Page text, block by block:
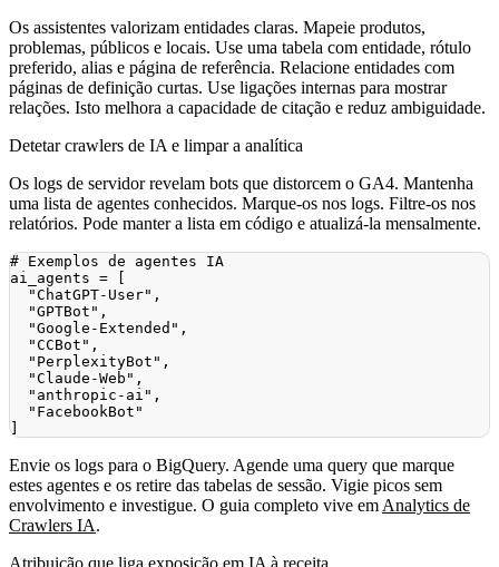
Os assistentes valorizam entidades claras. Mapeie produtos,
problemas, públicos e locais. Use uma tabela com entidade, rótulo
preferido, alias e página de referência. Relacione entidades com
páginas de definição curtas. Use ligações internas para mostrar
relações. Isto melhora a capacidade de citação e reduz ambiguidade.
Detetar crawlers de IA e limpar a analítica
Os logs de servidor revelam bots que distorcem o GA4. Mantenha
uma lista de agentes conhecidos. Marque‑os nos logs. Filtre‑os nos
relatórios. Pode manter a lista em código e atualizá‑la mensalmente.
Envie os logs para o BigQuery. Agende uma query que marque
estes agentes e os retire das tabelas de sessão. Vigie picos sem
envolvimento e investigue. O guia completo vive em Analytics de
Crawlers IA.
Atribuição que liga exposição em IA à receita